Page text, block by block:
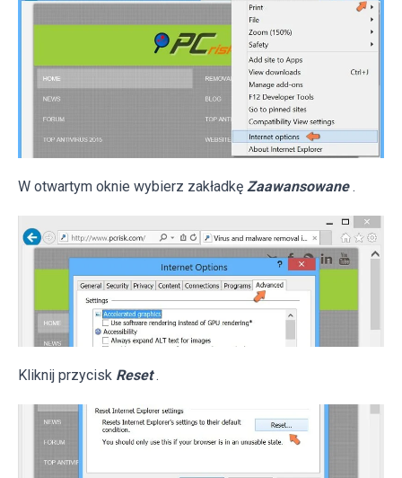
W otwartym oknie wybierz zakładkę Zaawansowane .
Kliknij przycisk Reset .